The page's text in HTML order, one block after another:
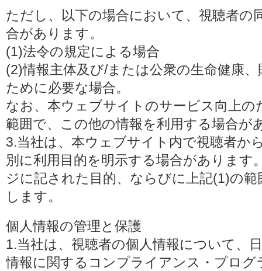
ただし、以下の場合において、視聴者の
合があります。
(1)法令の規定による場合
(2)情報主体及び/または公衆の生命健康
ために必要な場合。
なお、本ウェブサイトのサービス向上
範囲で、この他の情報を利用する場合が
3.当社は、本ウェブサイト内で視聴者か
別に利用目的を明示する場合があります
ジに記された目的、ならびに上記(1)の
します。
個人情報の管理と保護
1.当社は、視聴者の個人情報について、
情報に関するコンプライアンス・プロ